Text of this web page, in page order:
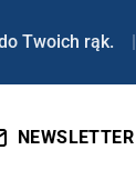
Twoich rąk. |
NEWSLETTER